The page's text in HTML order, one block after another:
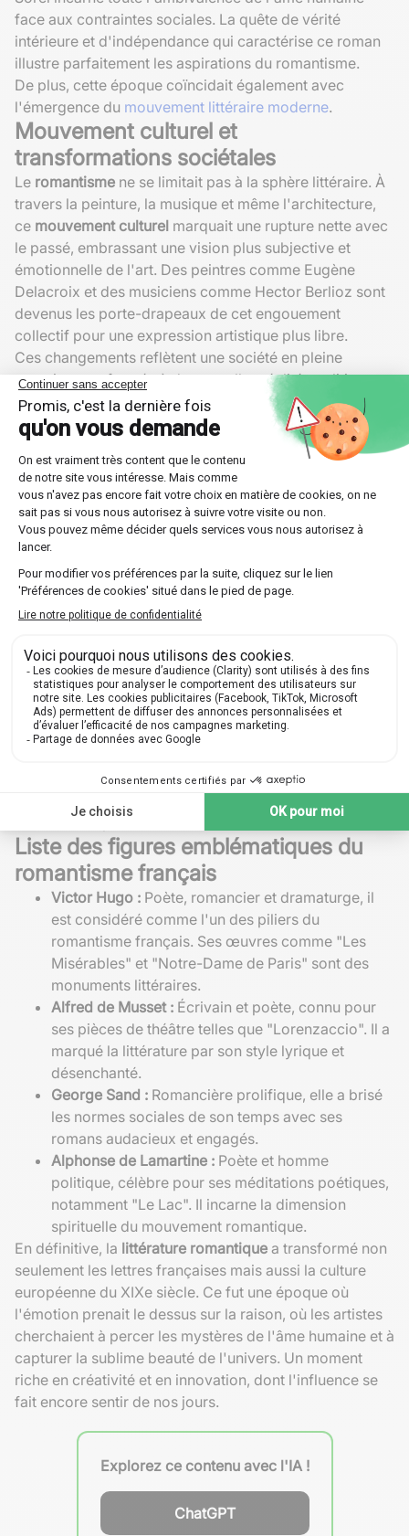
face aux contraintes sociales. La quête de vérité
intérieure et d'indépendance qui caractérise ce roman
illustre parfaitement les aspirations du romantisme.
De plus, cette époque coïncidait également avec
l'émergence du mouvement littéraire moderne.
Mouvement culturel et
transformations sociétales
Le romantisme ne se limitait pas à la sphère littéraire. À
travers la peinture, la musique et même l'architecture,
ce mouvement culturel marquait une rupture nette avec
le passé, embrassant une vision plus subjective et
émotionnelle de l'art. Des peintres comme Eugène
Delacroix et des musiciens comme Hector Berlioz sont
devenus les porte-drapeaux de cet engouement
collectif pour une expression artistique plus libre.
Ces changements reflètent une société en pleine
mutation, confrontée à de nouvelles réalités politiques
et économiques. L'industrialisation rapide et
l'urbanisation croissante ont poussé les artistes à
rechercher de nouvelles formes d'expression, capables
de capter les paradoxes de leur époque. En bref, le
romantisme symbolise une réponse globale à une crise
de sens et une quête universelle de beauté et d'absolu.
Une influence persistante
du XIXe siècle, son impact reste encore perceptible
aujourd'hui. Il a pavé la voie pour des mouvements
ultérieurs comme le réalisme et le symbolisme, tout en
laissant un héritage durable en matière de liberté
artistique et d'exploration émotionnelle.
Cet héritage se retrouve dans la continuité des thèmes
chers aux romantiques dans la littérature
contemporaine. La valorisation de l'individu,
continuent d'inspirer auteurs et lecteurs. Ainsi, bien que
son essence perdure à travers les siècles.
Liste des figures emblématiques du
romantisme français
Victor Hugo : Poète, romancier et dramaturge, il
est considéré comme l'un des piliers du
romantisme français. Ses œuvres comme "Les
Misérables" et "Notre-Dame de Paris" sont des
monuments littéraires.
Alfred de Musset : Écrivain et poète, connu pour
ses pièces de théâtre telles que "Lorenzaccio". Il a
marqué la littérature par son style lyrique et
désenchanté.
George Sand : Romancière prolifique, elle a brisé
les normes sociales de son temps avec ses
romans audacieux et engagés.
Alphonse de Lamartine : Poète et homme
politique, célèbre pour ses méditations poétiques,
notamment "Le Lac". Il incarne la dimension
spirituelle du mouvement romantique.
En définitive, la littérature romantique a transformé non
seulement les lettres françaises mais aussi la culture
européenne du XIXe siècle. Ce fut une époque où
l'émotion prenait le dessus sur la raison, où les artistes
cherchaient à percer les mystères de l'âme humaine et à
capturer la sublime beauté de l'univers. Un moment
riche en créativité et en innovation, dont l'influence se
fait encore sentir de nos jours.
Explorez ce contenu avec l'IA !
ChatGPT